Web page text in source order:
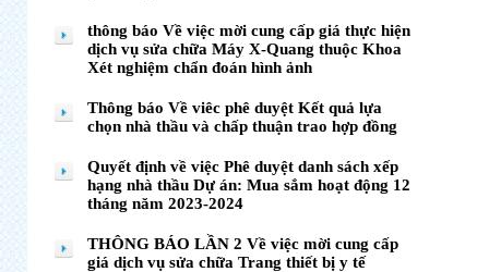
thông báo Về việc mời cung cấp giá thực hiện
dịch vụ sửa chữa Máy X-Quang thuộc Khoa
Xét nghiệm chẩn đoán hình ảnh
Thông báo Về viêc phê duyệt Kết quả lựa
chọn nhà thầu và chấp thuận trao hợp đồng
Quyết định về việc Phê duyệt danh sách xếp
hạng nhà thầu Dự án: Mua sắm hoạt động 12
tháng năm 2023-2024
THÔNG BÁO LẦN 2 Về việc mời cung cấp
giá dịch vụ sửa chữa Trang thiết bị y tế